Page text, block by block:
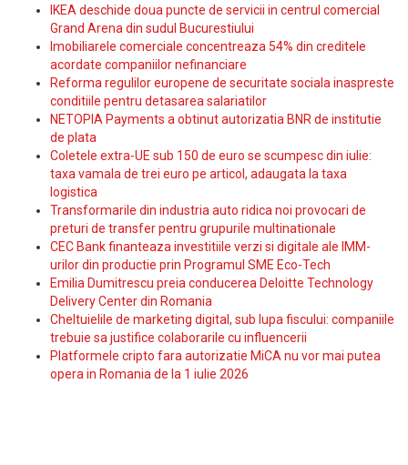
IKEA deschide doua puncte de servicii in centrul comercial
Grand Arena din sudul Bucurestiului
Imobiliarele comerciale concentreaza 54% din creditele
acordate companiilor nefinanciare
Reforma regulilor europene de securitate sociala inaspreste
conditiile pentru detasarea salariatilor
NETOPIA Payments a obtinut autorizatia BNR de institutie
de plata
Coletele extra-UE sub 150 de euro se scumpesc din iulie:
taxa vamala de trei euro pe articol, adaugata la taxa
logistica
Transformarile din industria auto ridica noi provocari de
preturi de transfer pentru grupurile multinationale
CEC Bank finanteaza investitiile verzi si digitale ale IMM-
urilor din productie prin Programul SME Eco-Tech
Emilia Dumitrescu preia conducerea Deloitte Technology
Delivery Center din Romania
Cheltuielile de marketing digital, sub lupa fiscului: companiile
trebuie sa justifice colaborarile cu influencerii
Platformele cripto fara autorizatie MiCA nu vor mai putea
opera in Romania de la 1 iulie 2026